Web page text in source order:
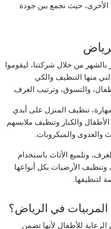
حيث نجمع بين جودة
من خلال شركتنا، ليقوموا
منها التنظيف والكي
والتسوق، وترتيب الغرف.
تنظيف المنزل على أيدي
والكبار وتنظيف ملابسهم
والعدوى والميكروبات.
وتلميع الأثاث باستخدام
وتنظيف الأرضيات بكل أنواعها
لتنظيفها.
المربيات في الرياض؟
للأطفال لأنها تضمن